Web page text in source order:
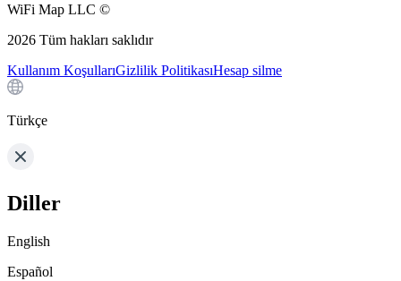
WiFi Map LLC ©
2026 Tüm hakları saklıdır
Kullanım KoşullarıGizlilik PolitikasıHesap silme
Türkçe
Diller
English
Español